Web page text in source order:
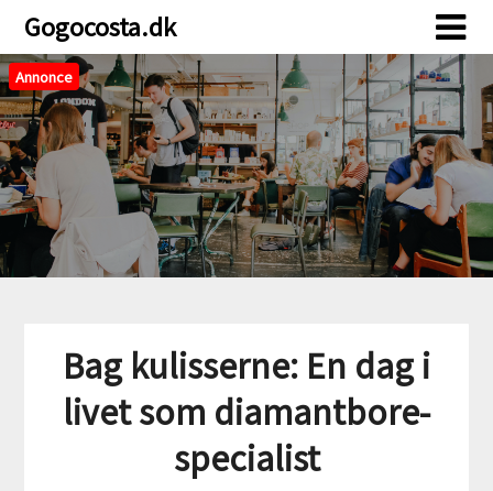
Skip
content
Skip
content
Gogocosta.dk
Annonce
Bag kulisserne: En dag i
livet som diamantbore-
specialist